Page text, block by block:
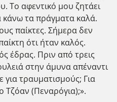
Το αφεντικό μου ζητάει
κάνω τα πράγματα καλά.
παίκτες. Σήμερα δεν
ότι ήταν καλός.
έδρας. Πριν από τρεις
στην άμυνα απέναντι
τραυματισμούς; Για
Τζόαν (Πεναρόγια);».